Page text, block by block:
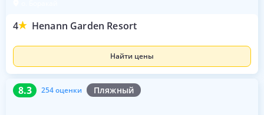
4 Henann Garden Resort
Найти цены
8.3 254 оценки Пляжный
8.3 254 оценки